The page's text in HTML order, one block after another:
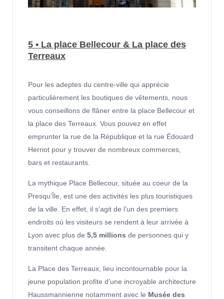
5 • La place Bellecour & La place des
Terreaux
Pour les adeptes du centre-ville qui apprécie
particulièrement les boutiques de vêtements, nous
vous conseillons de flâner entre la place Bellecour et
la place des Terreaux. Vous pouvez en effet
emprunter la rue de la République et la rue Édouard
Herriot pour y trouver de nombreux commerces,
bars et restaurants.
La mythique Place Bellecour, située au coeur de la
Presqu’Île, est une des activités les plus touristiques
de la ville. En effet, il s’agit de l’un des premiers
endroits où les visiteurs se rendent à leur arrivée à
Lyon avec plus de 5,5 millions de personnes qui y
transitent chaque année.
La Place des Terreaux, lieu incontournable pour la
jeune population profite d’une incroyable architecture
Haussmannienne notamment avec le Musée des